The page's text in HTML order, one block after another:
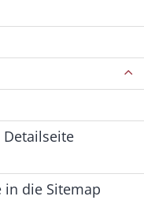
Detailseite
in die Sitemap